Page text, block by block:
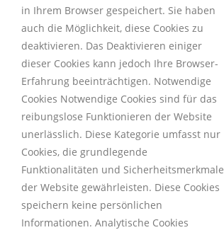
Weihnachtsbrief 2025
19. Dezember 2025
in Ihrem Browser gespeichert. Sie haben
auch die Möglichkeit, diese Cookies zu
deaktivieren. Das Deaktivieren einiger
dieser Cookies kann jedoch Ihre Browser-
Erfahrung beeinträchtigen. Notwendige
Cookies Notwendige Cookies sind für das
reibungslose Funktionieren der Website
unerlässlich. Diese Kategorie umfasst nur
Cookies, die grundlegende
Funktionalitäten und Sicherheitsmerkmale
der Website gewährleisten. Diese Cookies
speichern keine persönlichen
Informationen. Analytische Cookies